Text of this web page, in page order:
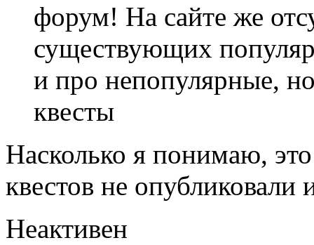
форум! На сайте же
существующих
и про непопулярные,
квесты
Насколько я понимаю,
квестов не опубликовали
Неактивен